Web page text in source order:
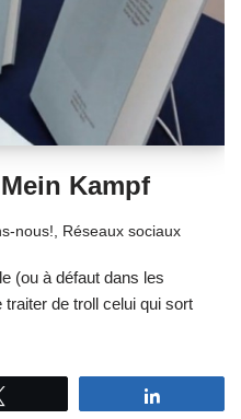
Kampf
nous! Réseaux sociaux
(ou à défaut dans les
de troll celui qui sort